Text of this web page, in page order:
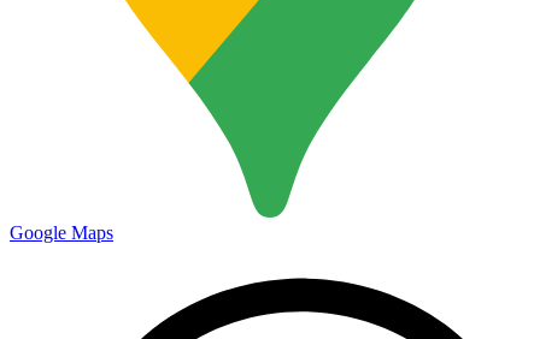
Google Maps